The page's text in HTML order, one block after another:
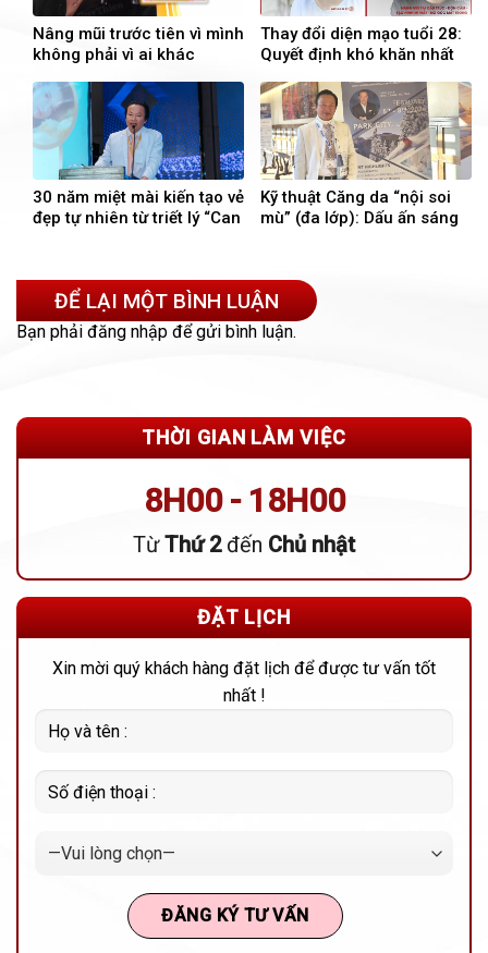
Nâng mũi trước tiên vì mình
không phải vì ai khác
Thay đổi diện mạo tuổi 28:
Quyết định khó khăn nhất
nhất
30 năm miệt mài kiến tạo vẻ
đẹp tự nhiên từ triết lý “Can
Thiện
Kỹ thuật Căng da “nội soi
mù” (đa lớp): Dấu ấn sáng
ĐỂ LẠI MỘT BÌNH LUẬN
Bạn phải đăng nhập để gửi bình luận.
THỜI GIAN LÀM VIỆC
8H00 - 18H00
TừThứ 2đến Chủ nhật
ĐẶT LỊCH
Xin mời quý khách hàng đặt lịch để được tư vấn tốt
nhất !